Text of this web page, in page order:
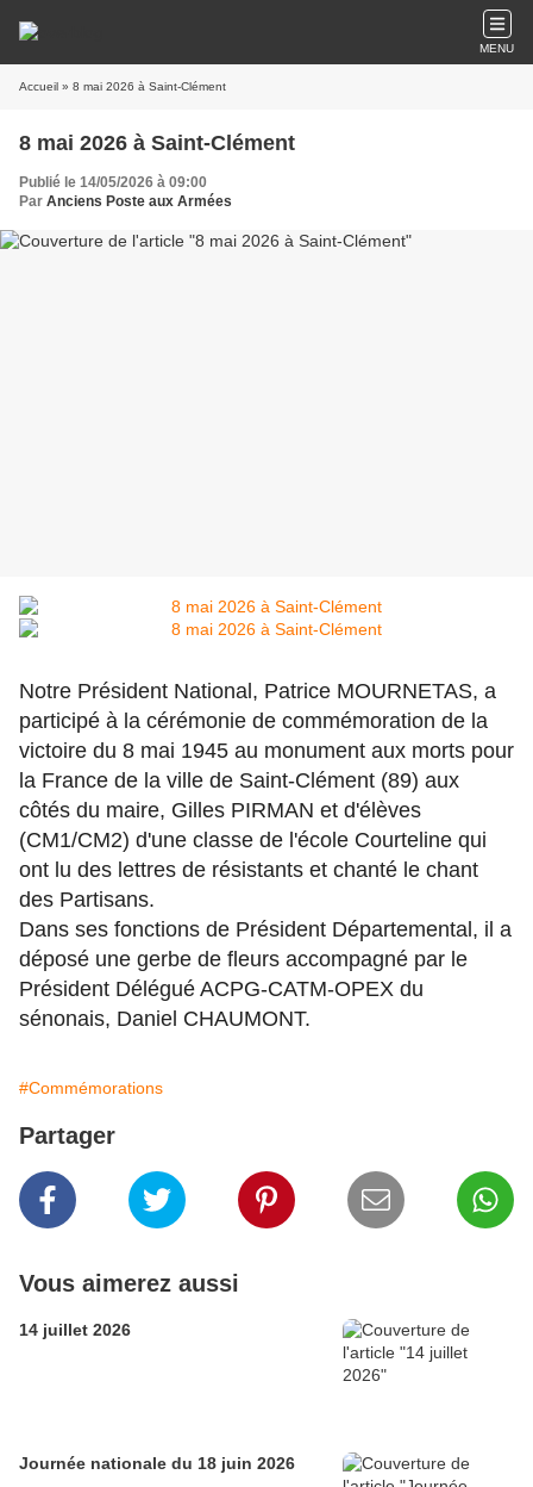
MENU
Accueil » 8 mai 2026 à Saint-Clément
8 mai 2026 à Saint-Clément
Publié le 14/05/2026 à 09:00
Par Anciens Poste aux Armées
Notre Président National, Patrice MOURNETAS, a
participé à la cérémonie de commémoration de la
victoire du 8 mai 1945 au monument aux morts pour
la France de la ville de Saint-Clément (89) aux
côtés du maire, Gilles PIRMAN et d'élèves
(CM1/CM2) d'une classe de l'école Courteline qui
ont lu des lettres de résistants et chanté le chant
des Partisans.
Dans ses fonctions de Président Départemental, il a
déposé une gerbe de fleurs accompagné par le
Président Délégué ACPG-CATM-OPEX du
sénonais, Daniel CHAUMONT.
#Commémorations
Partager
Vous aimerez aussi
14 juillet 2026
Journée nationale du 18 juin 2026